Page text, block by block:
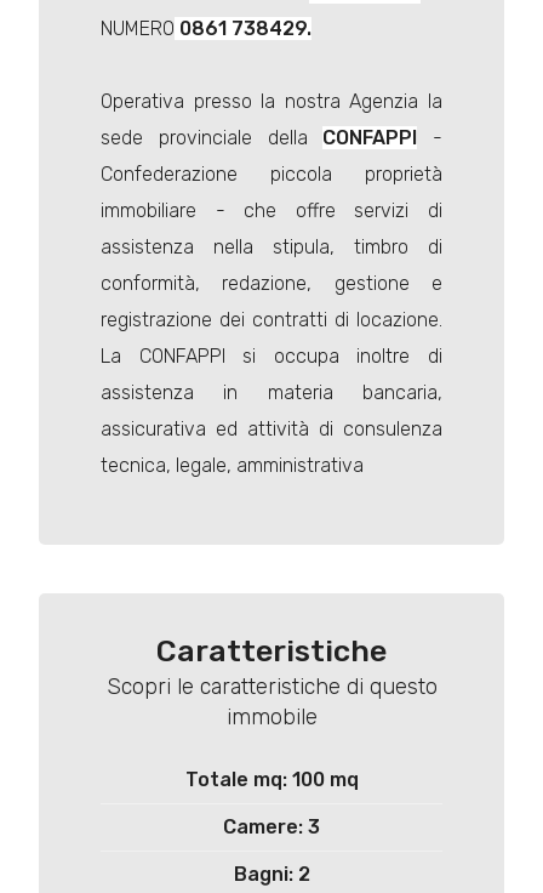
NUMERO 0861 738429.
Operativa presso la nostra Agenzia la
sede provinciale della CONFAPPI -
Confederazione piccola proprietà
immobiliare - che offre servizi di
assistenza nella stipula, timbro di
conformità, redazione, gestione e
registrazione dei contratti di locazione.
La CONFAPPI si occupa inoltre di
assistenza in materia bancaria,
assicurativa ed attività di consulenza
tecnica, legale, amministrativa
Caratteristiche
Scopri le caratteristiche di questo
immobile
Totale mq: 100 mq
Camere: 3
Bagni: 2